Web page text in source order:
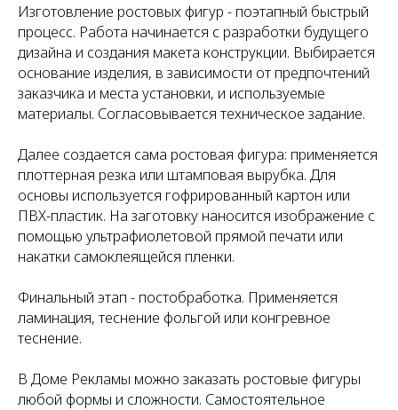
Изготовление ростовых фигур - поэтапный быстрый
процесс. Работа начинается с разработки будущего
дизайна и создания макета конструкции. Выбирается
основание изделия, в зависимости от предпочтений
заказчика и места установки, и используемые
материалы. Согласовывается техническое задание.
Далее создается сама ростовая фигура: применяется
плоттерная резка или штамповая вырубка. Для
основы используется гофрированный картон или
ПВХ-пластик. На заготовку наносится изображение с
помощью ультрафиолетовой прямой печати или
накатки самоклеящейся пленки.
Финальный этап - постобработка. Применяется
ламинация, теснение фольгой или конгревное
теснение.
В Доме Рекламы можно заказать ростовые фигуры
любой формы и сложности. Самостоятельное